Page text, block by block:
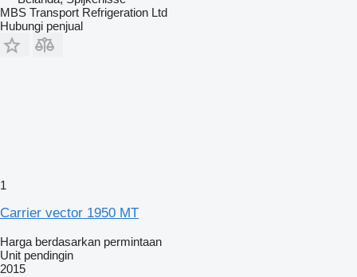
MBS Transport Refrigeration Ltd
Hubungi penjual
1
Carrier vector 1950 MT
Harga berdasarkan permintaan
Unit pendingin
2015